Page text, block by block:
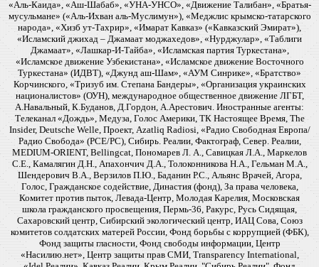
«Аль-Каида», «Аш-Шабаб», «УНА-УНСО», «Движение Талибан», «Братья-
мусульмане» («Аль-Ихван аль-Муслимун»), «Меджлис крымско-татарского
народа», «Хизб ут-Тахрир», «Имарат Кавказ» («Кавказский Эмират»),
«Исламский джихад – Джамаат моджахедов», «Нурджулар», «Таблиги
Джамаат», «Лашкар-И-Тайба», «Исламская партия Туркестана»,
«Исламское движение Узбекистана», «Исламское движение Восточного
Туркестана» (ИДВТ), «Джунд аш-Шам», «АУМ Синрике», «Братство»
Корчинского, «Тризуб им. Степана Бандеры», «Организация украинских
националистов» (ОУН), международное общественное движение ЛГБТ,
А.Навальный, К.Буданов, Д.Гордон, А.Арестович. Иностранные агенты:
Телеканал «Дождь», Медуза, Голос Америки, ТК Настоящее Время, The
Insider, Deutsche Welle, Проект, Azatliq Radiosi, «Радио Свободная Европа/
Радио Свобода» (PCE/PC), Сибирь. Реалии, Фактограф, Север. Реалии,
MEDIUM-ORIENT, Bellingcat, Пономарев Л. А., Савицкая Л.А., Маркелов
С.Е., Камалягин Д.Н., Апахончич Д.А., Толоконникова Н.А., Гельман М.А.,
Шендерович В.А., Верзилов П.Ю., Баданин Р.С., Альянс Врачей, Агора,
Голос, Гражданское содействие, Династия (фонд), За права человека,
Комитет против пыток, Левада-Центр, Молодая Карелия, Московская
школа гражданского просвещения, Пермь-36, Ракурс, Русь Сидящая,
Сахаровский центр, Сибирский экологический центр, ИАЦ Сова, Союз
комитетов солдатских матерей России, Фонд борьбы с коррупцией (ФБК),
Фонд защиты гласности, Фонд свободы информации, Центр
«Насилию.нет», Центр защиты прав СМИ, Transparency International,